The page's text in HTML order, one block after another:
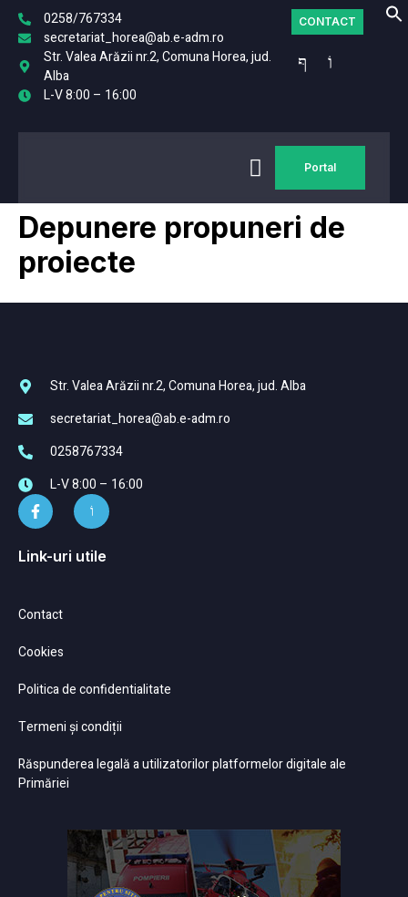
0258/767334
secretariat_horea@ab.e-adm.ro
Str. Valea Arăzii nr.2, Comuna Horea, jud.
Alba
L-V 8:00 – 16:00
CONTACT
Portal
Depunere propuneri de
proiecte
Str. Valea Arăzii nr.2, Comuna Horea, jud. Alba
secretariat_horea@ab.e-adm.ro
0258767334
L-V 8:00 – 16:00
Link-uri utile
Contact
Cookies
Politica de confidentialitate
Termeni și condiții
Răspunderea legală a utilizatorilor platformelor digitale ale
Primăriei